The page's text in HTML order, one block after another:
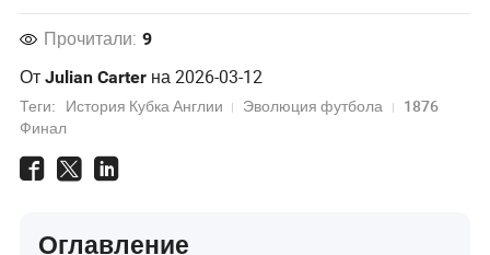
Прочитали: 9
ОтJulian Carter на2026-03-12
Теги: История Кубка Англии Эволюция футбола
1876
Финал
Оглавление